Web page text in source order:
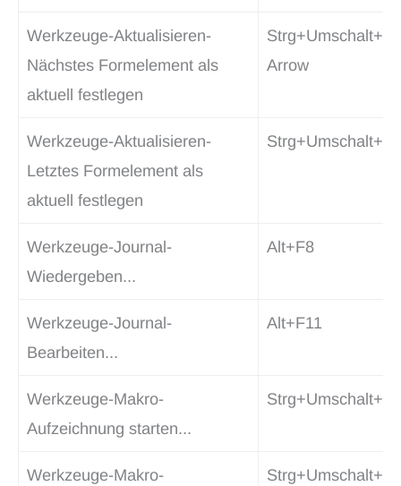
Werkzeuge-Aktualisieren-
Nächstes Formelement als
aktuell festlegen
Arrow
Werkzeuge-Aktualisieren-
Letztes Formelement als
aktuell festlegen
Werkzeuge-Journal-
Wiedergeben...
Alt+F8
Werkzeuge-Journal-
Bearbeiten...
Alt+F11
Werkzeuge-Makro-
Aufzeichnung starten...
Strg+Umschalt+R
Werkzeuge-Makro-
Strg+Umschalt+P